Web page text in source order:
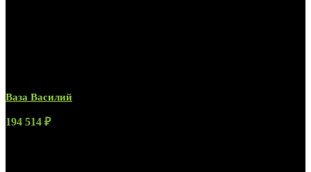
Ваза Василий
194 514 ₽